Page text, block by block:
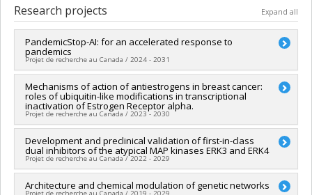
Cycle :Master's
Grade :M. Sc.
Lien vers le document dans Papyrus
Research projects Expand all
PandemicStop-AI: for an accelerated response to
pandemics
Projet de recherche au Canada / 2024 - 2031
Lead researcher :Yves Brun
Co-researchers :Anne Marinier
Funding sources:FCI/Fondation canadienne pour l'innovation
Grant programs:PVXXXXXX-Fonds d'exploitation des
infrastructures (FEI)
Mechanisms of action of antiestrogens in breast cancer:
roles of ubiquitin-like modifications in transcriptional
inactivation of Estrogen Receptor alpha.
Projet de recherche au Canada / 2023 - 2030
Lead researcher : Sylvie Mader
Co-researchers : Anne Marinier
Funding sources:
Grant programs:PVXXXXXX-(PJT) Subvention Projet
Development and preclinical validation of first-in-class
dual inhibitors of the atypical MAP kinases ERK3 and ERK4
Projet de recherche au Canada / 2022 - 2029
Lead researcher :Sylvain Meloche
Architecture and chemical modulation of genetic networks
Projet de recherche au Canada / 2019 - 2029